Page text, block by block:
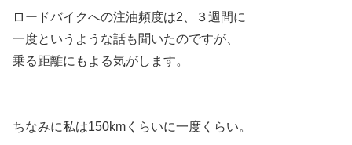
ロードバイクへの注油頻度は2、３週間に
一度というような話も聞いたのですが、
乗る距離にもよる気がします。
ちなみに私は150kmくらいに一度くらい。